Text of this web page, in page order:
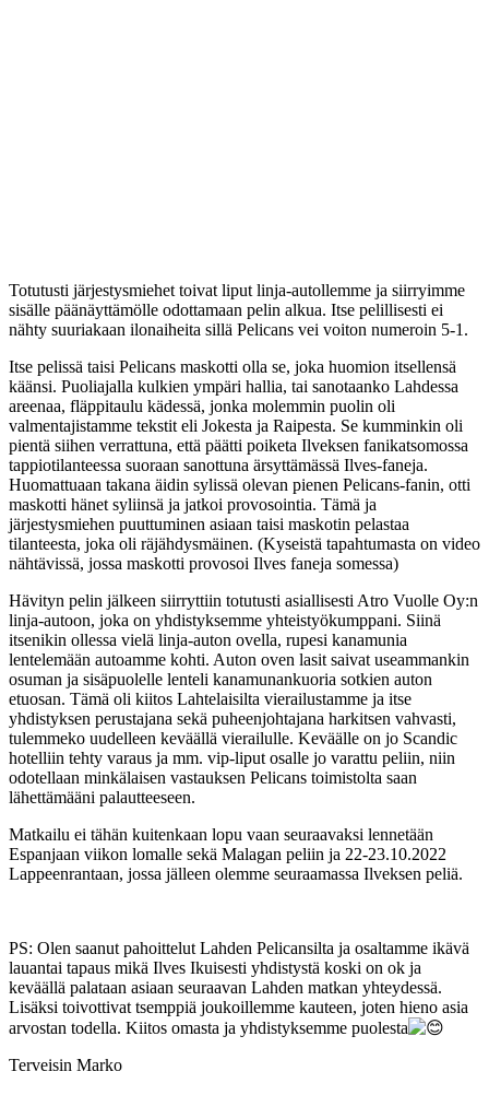
Totutusti järjestysmiehet toivat liput linja-autollemme ja siirryimme
sisälle päänäyttämölle odottamaan pelin alkua. Itse pelillisesti ei
nähty suuriakaan ilonaiheita sillä Pelicans vei voiton numeroin 5-1.
Itse pelissä taisi Pelicans maskotti olla se, joka huomion itsellensä
käänsi. Puoliajalla kulkien ympäri hallia, tai sanotaanko Lahdessa
areenaa, fläppitaulu kädessä, jonka molemmin puolin oli
valmentajistamme tekstit eli Jokesta ja Raipesta. Se kumminkin oli
pientä siihen verrattuna, että päätti poiketa Ilveksen fanikatsomossa
tappiotilanteessa suoraan sanottuna ärsyttämässä Ilves-faneja.
Huomattuaan takana äidin sylissä olevan pienen Pelicans-fanin, otti
maskotti hänet syliinsä ja jatkoi provosointia. Tämä ja
järjestysmiehen puuttuminen asiaan taisi maskotin pelastaa
tilanteesta, joka oli räjähdysmäinen. (Kyseistä tapahtumasta on video
nähtävissä, jossa maskotti provosoi Ilves faneja somessa)
Hävityn pelin jälkeen siirryttiin totutusti asiallisesti Atro Vuolle Oy:n
linja-autoon, joka on yhdistyksemme yhteistyökumppani. Siinä
itsenikin ollessa vielä linja-auton ovella, rupesi kanamunia
lentelemään autoamme kohti. Auton oven lasit saivat useammankin
osuman ja sisäpuolelle lenteli kanamunankuoria sotkien auton
etuosan. Tämä oli kiitos Lahtelaisilta vierailustamme ja itse
yhdistyksen perustajana sekä puheenjohtajana harkitsen vahvasti,
tulemmeko uudelleen keväällä vierailulle. Keväälle on jo Scandic
hotelliin tehty varaus ja mm. vip-liput osalle jo varattu peliin, niin
odotellaan minkälaisen vastauksen Pelicans toimistolta saan
lähettämääni palautteeseen.
Matkailu ei tähän kuitenkaan lopu vaan seuraavaksi lennetään
Espanjaan viikon lomalle sekä Malagan peliin ja 22-23.10.2022
Lappeenrantaan, jossa jälleen olemme seuraamassa Ilveksen peliä.
PS: Olen saanut pahoittelut Lahden Pelicansilta ja osaltamme ikävä
lauantai tapaus mikä Ilves Ikuisesti yhdistystä koski on ok ja
keväällä palataan asiaan seuraavan Lahden matkan yhteydessä.
Lisäksi toivottivat tsemppiä joukoillemme kauteen, joten hieno asia
arvostan todella. Kiitos omasta ja yhdistyksemme puolesta
Terveisin Marko